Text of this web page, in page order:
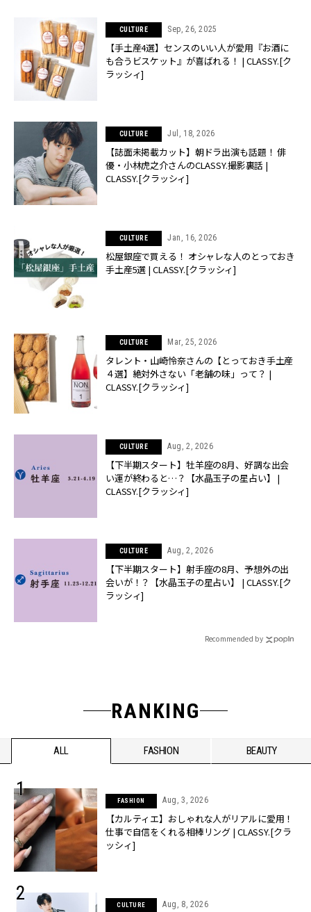
CULTURE Sep, 26, 2025
【手土産4選】センスのいい人が愛用『お酒に
も合うビスケット』が喜ばれる！ | CLASSY.[ク
ラッシィ]
CULTURE Jul, 18, 2026
【誌面未掲載カット】朝ドラ出演も話題！ 俳
優・小林虎之介さんのCLASSY.撮影裏話 |
CLASSY.[クラッシィ]
CULTURE Jan, 16, 2026
松屋銀座で買える！ オシャレな人のとっておき
手土産5選 | CLASSY.[クラッシィ]
CULTURE Mar, 25, 2026
タレント・山崎怜奈さんの【とっておき手土産
４選】絶対外さない「老舗の味」って？ |
CLASSY.[クラッシィ]
CULTURE Aug, 2, 2026
【下半期スタート】牡羊座の8月、好調な出会
い運が終わると…？【水晶玉子の星占い】 |
CLASSY.[クラッシィ]
CULTURE Aug, 2, 2026
【下半期スタート】射手座の8月、予想外の出
会いが！？【水晶玉子の星占い】 | CLASSY.[ク
ラッシィ]
Recommended by
RANKING
ALL FASHION BEAUTY
FASHION Aug, 3, 2026
【カルティエ】おしゃれな人がリアルに愛用！
仕事で自信をくれる相棒リング | CLASSY.[クラ
ッシィ]
CULTURE Aug, 8, 2026